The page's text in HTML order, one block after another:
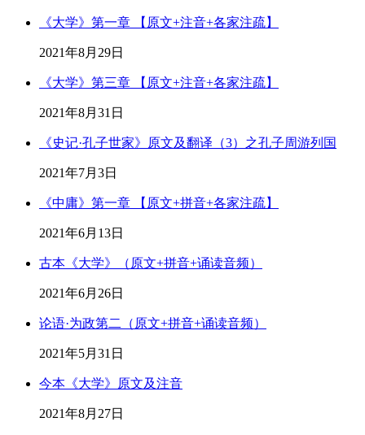
《大学》第一章 【原文+注音+各家注疏】
2021年8月29日
《大学》第三章 【原文+注音+各家注疏】
2021年8月31日
《史记·孔子世家》原文及翻译（3）之孔子周游列国
2021年7月3日
《中庸》第一章 【原文+拼音+各家注疏】
2021年6月13日
古本《大学》（原文+拼音+诵读音频）
2021年6月26日
论语·为政第二（原文+拼音+诵读音频）
2021年5月31日
今本《大学》原文及注音
2021年8月27日